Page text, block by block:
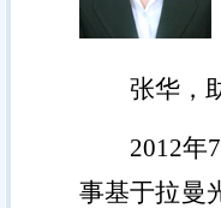
张华，
2012年7
事基于拉曼